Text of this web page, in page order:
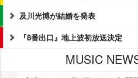
及川光博が結婚を発表
『8番出口』地上波初放送決定
MUSIC